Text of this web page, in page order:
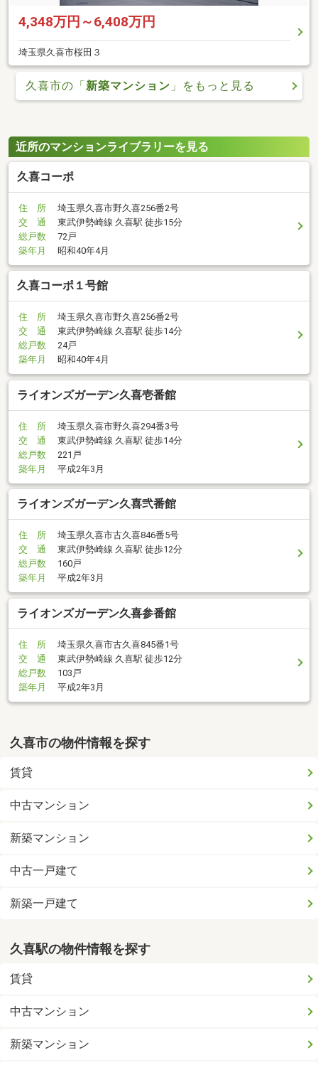
4,348万円～6,408万円
埼玉県久喜市桜田３
久喜市の「新築マンション 」をもっと見る
近所のマンションライブラリーを見る
久喜コーポ
住 所
埼玉県久喜市野久喜256番2号
交 通
東武伊勢崎線 久喜駅 徒歩15分
総戸数
72戸
築年月
昭和40年4月
久喜コーポ１号館
住 所
埼玉県久喜市野久喜256番2号
交 通
東武伊勢崎線 久喜駅 徒歩14分
総戸数
24戸
築年月
昭和40年4月
ライオンズガーデン久喜壱番館
住 所
埼玉県久喜市野久喜294番3号
交 通
東武伊勢崎線 久喜駅 徒歩14分
総戸数
221戸
築年月
平成2年3月
ライオンズガーデン久喜弐番館
住 所
埼玉県久喜市古久喜846番5号
交 通
東武伊勢崎線 久喜駅 徒歩12分
総戸数
160戸
築年月
平成2年3月
ライオンズガーデン久喜参番館
住 所
埼玉県久喜市古久喜845番1号
交 通
東武伊勢崎線 久喜駅 徒歩12分
総戸数
103戸
築年月
平成2年3月
久喜市の物件情報を探す
賃貸
中古マンション
新築マンション
中古一戸建て
新築一戸建て
久喜駅の物件情報を探す
賃貸
中古マンション
新築マンション